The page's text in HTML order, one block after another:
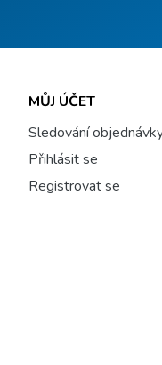
MŮJ ÚČET
Sledování
Přihlásit se
Registrovat se